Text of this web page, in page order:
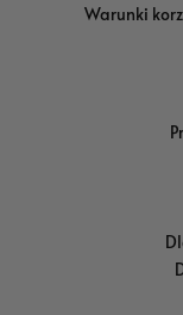
Warunki